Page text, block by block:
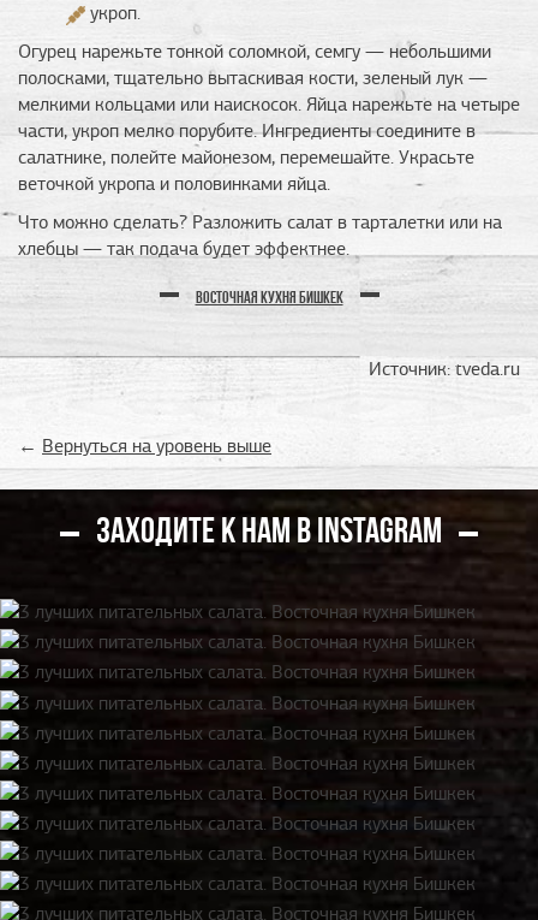
укроп.
Огурец нарежьте тонкой соломкой, семгу — небольшими
полосками, тщательно вытаскивая кости, зеленый лук —
мелкими кольцами или наискосок. Яйца нарежьте на четыре
части, укроп мелко порубите. Ингредиенты соедините в
салатнике, полейте майонезом, перемешайте. Украсьте
веточкой укропа и половинками яйца.
Что можно сделать? Разложить салат в тарталетки или на
хлебцы — так подача будет эффектнее.
ВОСТОЧНАЯ КУХНЯ БИШКЕК
Источник: tveda.ru
← Вернуться на уровень выше
ЗАХОДИТЕ К НАМ В INSTAGRAM